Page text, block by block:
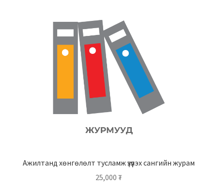
Ажилтанд хөнгөлөлт тусламж үзүүлэх сангийн журам
25,000 ₮